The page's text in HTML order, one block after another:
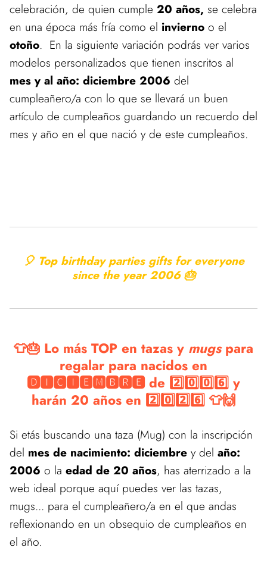
celebración, de quien cumple 20 años, se celebra
en una época más fría como el invierno o el
otoño. En la siguiente variación podrás ver varios
modelos personalizados que tienen inscritos al
mes y al año: diciembre 2006 del
cumpleañero/a con lo que se llevará un buen
artículo de cumpleaños guardando un recuerdo del
mes y año en el que nació y de este cumpleaños.
🎈 Top birthday parties gifts for everyone
since the year2006 🎂
👕🎂 Lo más TOP en tazas y mugspara
regalar para nacidos en
🅳🅸🅲🅸🅴🅼🅱🆁🅴 de 2️⃣0️⃣0️⃣6️⃣ y
harán 20 años en 2️⃣0️⃣2️⃣6️⃣ 👕🙌
Si etás buscando una taza (Mug) con la inscripción
del mes de nacimiento: diciembre y del año:
2006 o la edad de 20 años, has aterrizado a la
web ideal porque aquí puedes ver las tazas,
mugs... para el cumpleañero/a en el que andas
reflexionando en un obsequio de cumpleaños en
el año.